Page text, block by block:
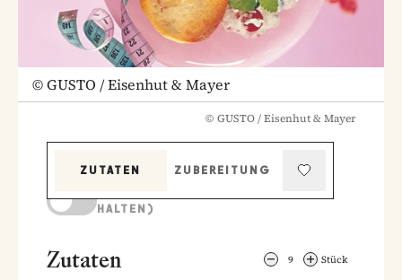
©GUSTO / Eisenhut & Mayer
© GUSTO / Eisenhut & Mayer
ZUTATEN
ZUBEREITUNG
HALTEN)
Zutaten 9 Stück